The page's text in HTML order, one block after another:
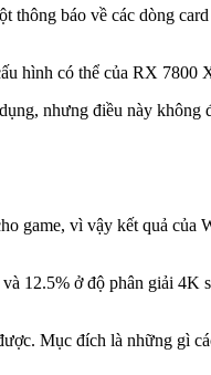
báo về các dòng
hình có thể của RX 7800
nhưng điều này không
game, vì vậy kết quả của
12.5% ở độ phân giải
Mục đích là những gì